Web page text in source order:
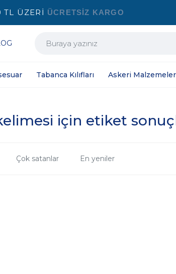
TL ÜZERİ ÜCRETSİZ KARGO
Tabanca Kılıfları Askeri Malzemeler
için etiket
Çok satanlar En yeniler